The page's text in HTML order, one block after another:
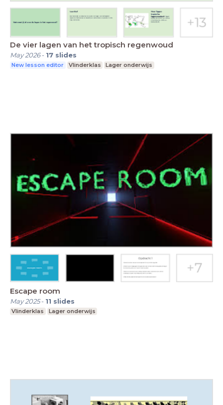
De vier lagen van het tropisch regenwoud
May 2026- 17 slides
New lesson editor Vlinderklas Lager onderwijs
Escape room
May 2025- 11 slides
Vlinderklas Lager onderwijs